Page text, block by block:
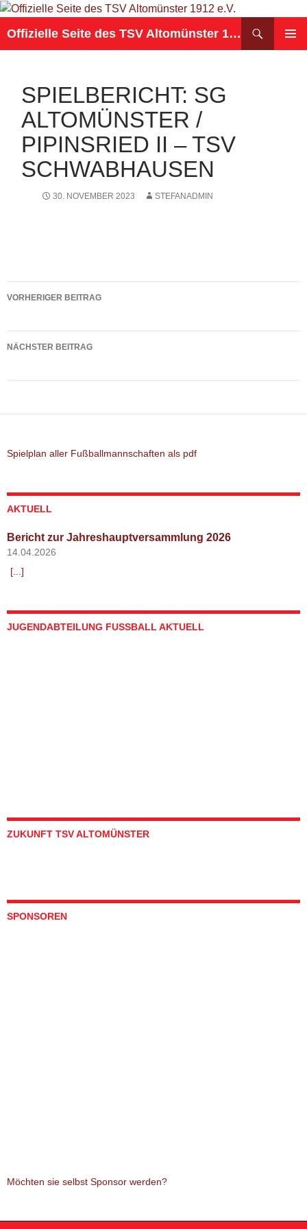
Offizielle Seite des TSV Altomünster 1912 e.V.
SPIELBERICHT: SG
ALTOMÜNSTER /
PIPINSRIED II – TSV
SCHWABHAUSEN
30. NOVEMBER 2023 STEFANADMIN
Beitragsnavigation
VORHERIGER BEITRAG
NÄCHSTER BEITRAG
Spielplan aller Fußballmannschaften als pdf
AKTUELL
Bericht zur Jahreshauptversammlung 2026
14.04.2026
[...]
JUGENDABTEILUNG FUSSBALL AKTUELL
ZUKUNFT TSV ALTOMÜNSTER
SPONSOREN
Möchten sie selbst Sponsor werden?